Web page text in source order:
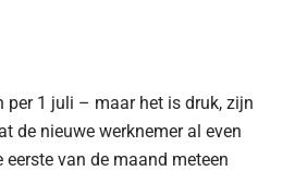
per 1 juli – maar het is druk, zijn
de nieuwe werknemer al even
van de maand meteen